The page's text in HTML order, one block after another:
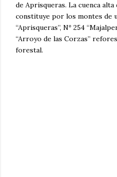
de Aprisqueras. La cuenca
constituye por los montes de
“Aprisqueras”, Nº 254
“Arroyo de las Corzas”
forestal.